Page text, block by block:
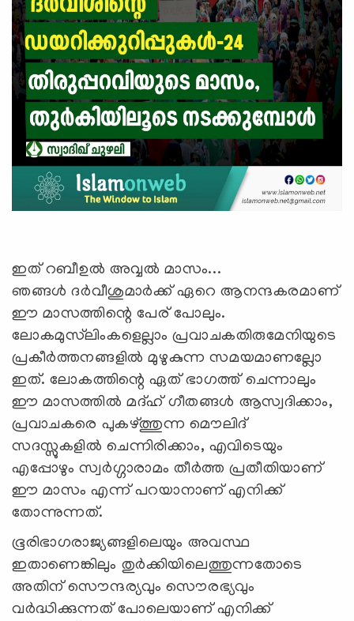
ഇത് റബീഉല്‍ അവ്വല്‍ മാസം...
ഞങ്ങള്‍ ദര്‍വീശുമാര്‍ക്ക് ഏറെ ആനന്ദകരമാണ്
ഈ മാസത്തിന്റെ പേര് പോലും.
ലോകമുസ്‍ലിംകളെല്ലാം പ്രവാചകതിരുമേനിയുടെ
പ്രകീര്‍ത്തനങ്ങളില്‍ മുഴുകുന്ന സമയമാണല്ലോ
ഇത്. ലോകത്തിന്റെ ഏത് ഭാഗത്ത് ചെന്നാലും
ഈ മാസത്തില്‍ മദ്ഹ് ഗീതങ്ങള്‍ ആസ്വദിക്കാം,
പ്രവാചകരെ പുകഴ്ത്തുന്ന മൌലിദ്
സദസ്സുകളില്‍ ചെന്നിരിക്കാം, എവിടെയും
എപ്പോഴും സ്വര്‍ഗ്ഗാരാമം തീര്‍ത്ത പ്രതീതിയാണ്
ഈ മാസം എന്ന് പറയാനാണ് എനിക്ക്
തോന്നുന്നത്.
ഭൂരിഭാഗരാജ്യങ്ങളിലെയും അവസ്ഥ
ഇതാണെങ്കിലും തുര്‍ക്കിയിലെത്തുന്നതോടെ
അതിന് സൌന്ദര്യവും സൌരഭ്യവും
വര്‍ദ്ധിക്കുന്നത് പോലെയാണ് എനിക്ക്